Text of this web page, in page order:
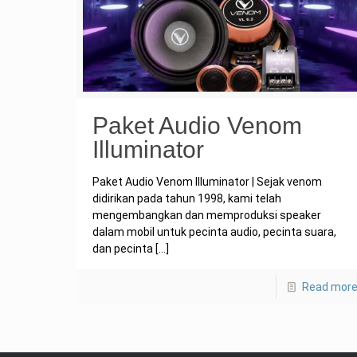
Paket Audio Venom
Illuminator
Paket Audio Venom Illuminator | Sejak venom
didirikan pada tahun 1998, kami telah
mengembangkan dan memproduksi speaker
dalam mobil untuk pecinta audio, pecinta suara,
dan pecinta[…]
Read